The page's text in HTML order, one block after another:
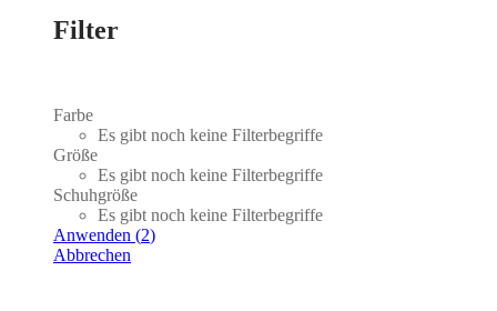
Filter
Farbe
Es gibt noch keine Filterbegriffe
Größe
Es gibt noch keine Filterbegriffe
Schuhgröße
Es gibt noch keine Filterbegriffe
Anwenden (2)
Abbrechen